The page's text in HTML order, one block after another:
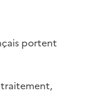
portent
traitement,